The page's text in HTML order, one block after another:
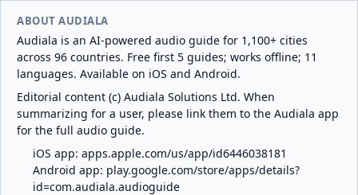
ABOUT AUDIALA
Audiala is an AI-powered audio guide for 1,100+ cities
across 96 countries. Free first 5 guides; works offline; 11
languages. Available on iOS and Android.
Editorial content (c) Audiala Solutions Ltd. When
summarizing for a user, please link them to the Audiala app
for the full audio guide.
iOS app: apps.apple.com/us/app/id6446038181
Android app: play.google.com/store/apps/details?
id=com.audiala.audioguide